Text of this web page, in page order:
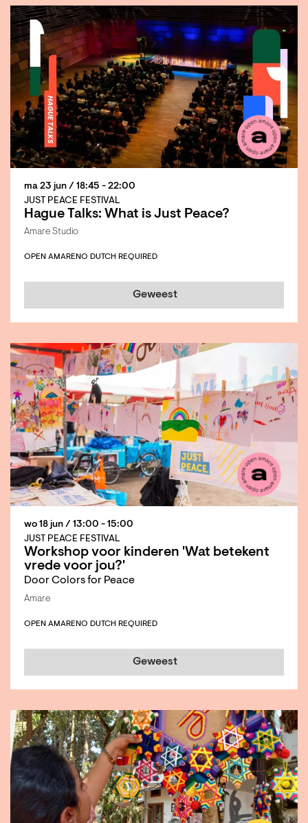
Hague Talks: What is Just Peace?
JUST PEACE FESTIVAL
ma 23 jun / 18:45 - 22:00
Amare Studio
OPEN AMARENO DUTCH REQUIRED
Geweest
Workshop voor kinderen 'Wat betekent
vrede voor jou?'
Door Colors for Peace
JUST PEACE FESTIVAL
wo 18 jun / 13:00 - 15:00
Amare
OPEN AMARE NO DUTCH REQUIRED
Geweest